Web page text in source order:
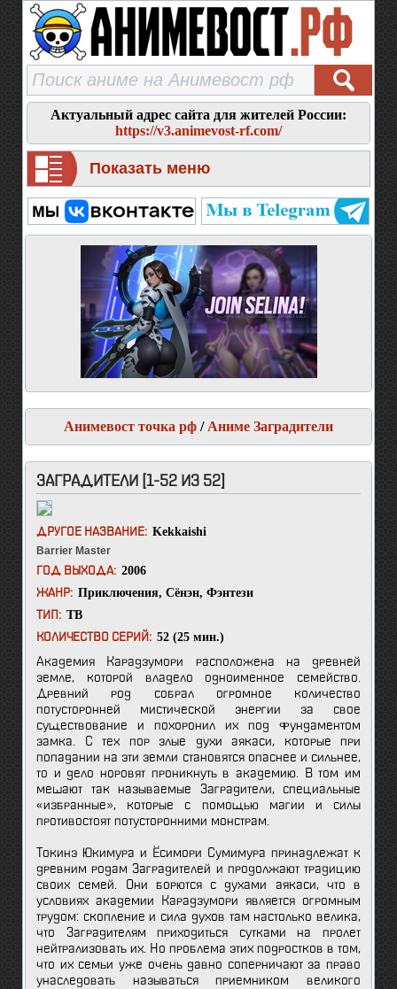
Актуальный адрес сайта для жителей России:
https://v3.animevost-rf.com/
Показать меню
Анимевост точка рф / Аниме Заградители
ЗАГРАДИТЕЛИ [1-52 ИЗ 52]
ДРУГОЕ НАЗВАНИЕ: Kekkaishi
Barrier Master
ГОД ВЫХОДА: 2006
ЖАНР: Приключения, Сёнэн, Фэнтези
ТИП: ТВ
КОЛИЧЕСТВО СЕРИЙ: 52 (25 мин.)
Академия Карадзумори расположена на древней
земле, которой владело одноименное семейство.
Древний род собрал огромное количество
потусторонней мистической энергии за свое
существование и похоронил их под фундаментом
замка. С тех пор злые духи аякаси, которые при
попадании на эти земли становятся опаснее и сильнее,
то и дело норовят проникнуть в академию. В том им
мешают так называемые Заградители, специальные
«избранные», которые с помощью магии и силы
противостоят потусторонними монстрам.
Токинэ Юкимура и Ёсимори Сумимура принадлежат к
древним родам Заградителей и продолжают традицию
своих семей. Они борются с духами аякаси, что в
условиях академии Карадзумори является огромным
трудом: скопление и сила духов там настолько велика,
что Заградителям приходиться сутками на пролет
нейтрализовать их. Но проблема этих подростков в том,
что их семьи уже очень давно соперничают за право
унаследовать называться приемником великого